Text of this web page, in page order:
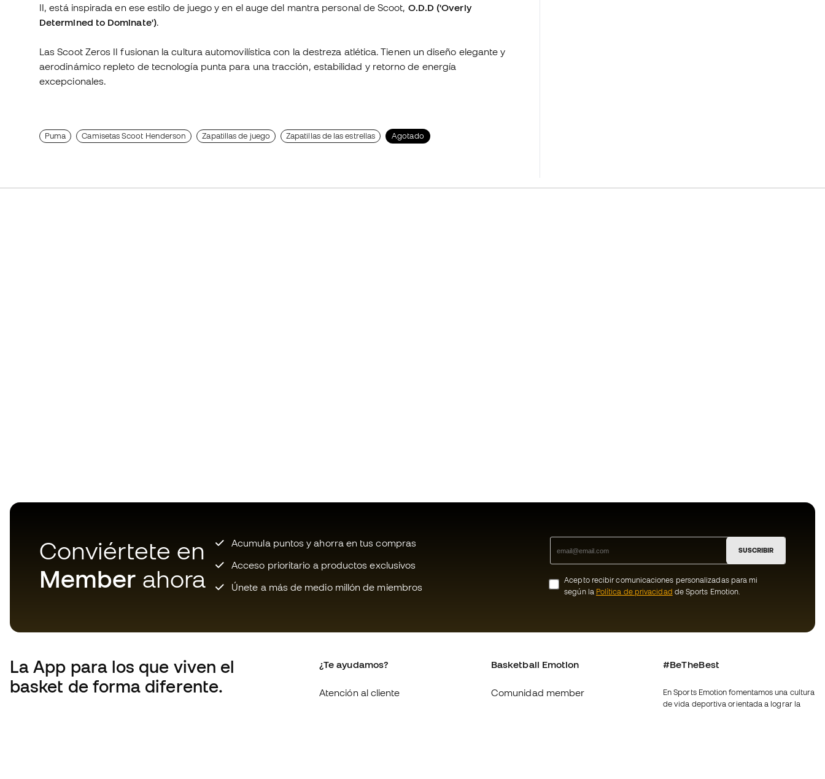
II, está inspirada en ese estilo de juego y en el auge del mantra personal de Scoot, O.D.D ('Overly
Determined to Dominate').
Las Scoot Zeros II fusionan la cultura automovilística con la destreza atlética. Tienen un diseño elegante y
aerodinámico repleto de tecnología punta para una tracción, estabilidad y retorno de energía
excepcionales.
Puma Camisetas Scoot Henderson Zapatillas de juego Zapatillas de las estrellas Agotado
Conviértete en
Member ahora
Acumula puntos y ahorra en tus compras
Acceso prioritario a productos exclusivos
Únete a más de medio millón de miembros
SUSCRIBIR
Acepto recibir comunicaciones personalizadas para mi
según la Política de privacidad de Sports Emotion.
La App para los que viven el
basket de forma diferente.
¿Te ayudamos?
Atención al cliente
Basketball Emotion
Comunidad member
#BeTheBest
En Sports Emotion fomentamos una cultura
de vida deportiva orientada a lograr la